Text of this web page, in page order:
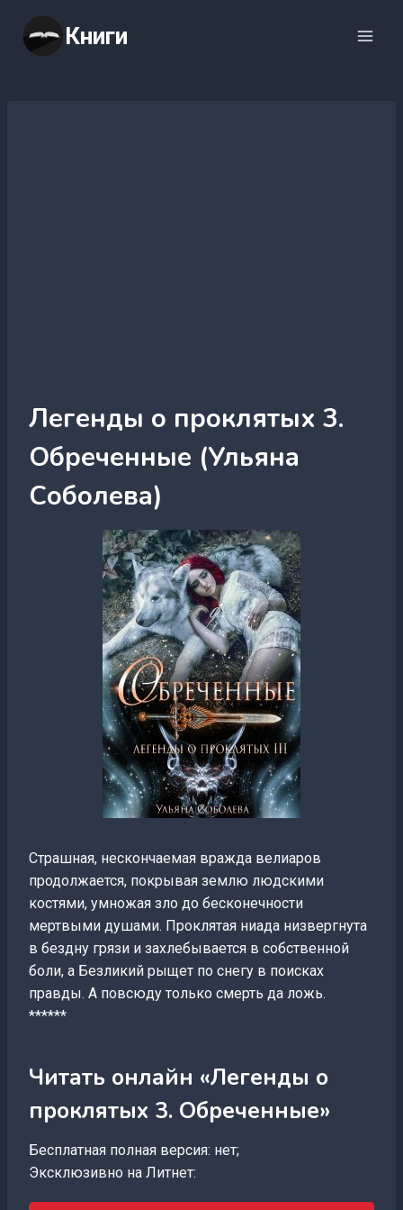
содержимому
Книги
Легенды о проклятых 3.
Обреченные (Ульяна
Соболева)
Страшная, нескончаемая вражда велиаров
продолжается, покрывая землю людскими
костями, умножая зло до бесконечности
мертвыми душами. Проклятая ниада низвергнута
в бездну грязи и захлебывается в собственной
боли, а Безликий рыщет по снегу в поисках
правды. А повсюду только смерть да ложь.
******
Читать онлайн «Легенды о
проклятых 3. Обреченные»
Бесплатная полная версия: нет;
Эксклюзивно на Литнет: